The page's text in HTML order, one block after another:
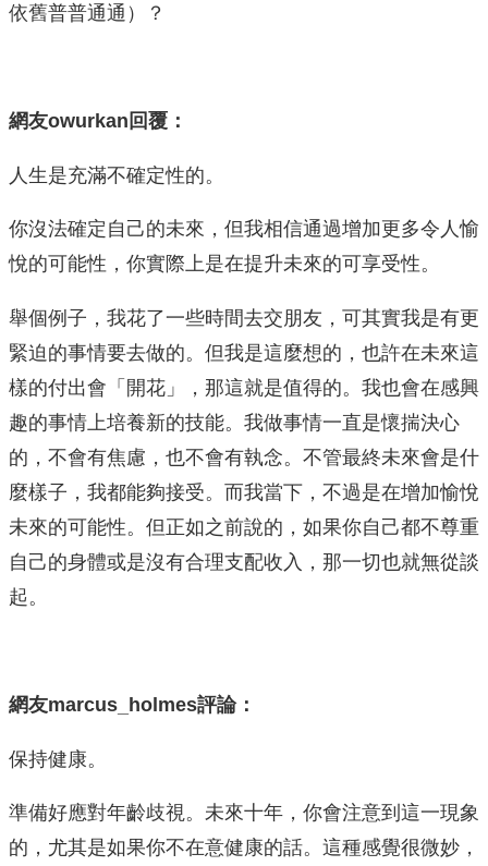
依舊普普通通）？
網友owurkan回覆：
人生是充滿不確定性的。
你沒法確定自己的未來，但我相信通過增加更多令人愉
悅的可能性，你實際上是在提升未來的可享受性。
舉個例子，我花了一些時間去交朋友，可其實我是有更
緊迫的事情要去做的。但我是這麼想的，也許在未來這
樣的付出會「開花」，那這就是值得的。我也會在感興
趣的事情上培養新的技能。我做事情一直是懷揣決心
的，不會有焦慮，也不會有執念。不管最終未來會是什
麼樣子，我都能夠接受。而我當下，不過是在增加愉悅
未來的可能性。但正如之前說的，如果你自己都不尊重
自己的身體或是沒有合理支配收入，那一切也就無從談
起。
網友marcus_holmes評論：
保持健康。
準備好應對年齡歧視。未來十年，你會注意到這一現象
的，尤其是如果你不在意健康的話。這種感覺很微妙，